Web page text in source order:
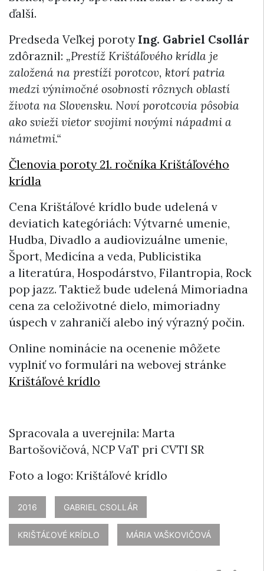
ďalší.
Predseda Veľkej poroty Ing. Gabriel Csollár
zdôraznil: „Prestíž Krištáľového krídla je
založená na prestíži porotcov, ktorí patria
medzi výnimočné osobnosti rôznych oblastí
života na Slovensku. Noví porotcovia pôsobia
ako svieži vietor svojimi novými nápadmi a
námetmi.“
Členovia poroty 21. ročníka Krištáľového
krídla
Cena Krištáľové krídlo bude udelená v
deviatich kategóriách: Výtvarné umenie,
Hudba, Divadlo a audiovizuálne umenie,
Šport, Medicína a veda, Publicistika
a literatúra, Hospodárstvo, Filantropia, Rock
pop jazz. Taktiež bude udelená Mimoriadna
cena za celoživotné dielo, mimoriadny
úspech v zahraničí alebo iný výrazný počin.
Online nominácie na ocenenie môžete
vyplniť vo formulári na webovej stránke
Krištáľové krídlo
Spracovala a uverejnila: Marta
Bartošovičová, NCP VaT pri CVTI SR
Foto a logo: Krištáľové krídlo
2016 GABRIEL CSOLLÁR
KRIŠTÁĽOVÉ KRÍDLO MÁRIA VAŠKOVIČOVÁ